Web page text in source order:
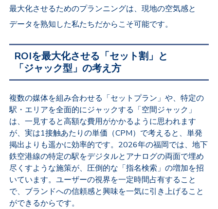
最大化させるためのプランニングは、現地の空気感と
データを熟知した私たちだからこそ可能です。
ROIを最大化させる「セット割」と
「ジャック型」の考え方
複数の媒体を組み合わせる「セットプラン」や、特定の
駅・エリアを全面的にジャックする「空間ジャック」
は、一見すると高額な費用がかかるように思われます
が、実は1接触あたりの単価（CPM）で考えると、単発
掲出よりも遥かに効率的です。2026年の福岡では、地下
鉄空港線の特定の駅をデジタルとアナログの両面で埋め
尽くすような施策が、圧倒的な「指名検索」の増加を招
いています。ユーザーの視界を一定時間占有すること
で、ブランドへの信頼感と興味を一気に引き上げること
ができるからです。